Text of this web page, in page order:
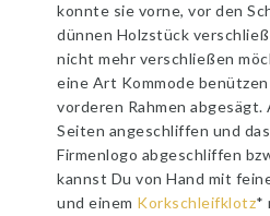
konnte sie vorne, vor den
dünnen Holzstück
nicht mehr verschließen
eine Art Kommode
vorderen Rahmen
Seiten angeschliffen und
Firmenlogo abgeschliffen
kannst Du von Hand mit
und einem Korkschleifklotz*